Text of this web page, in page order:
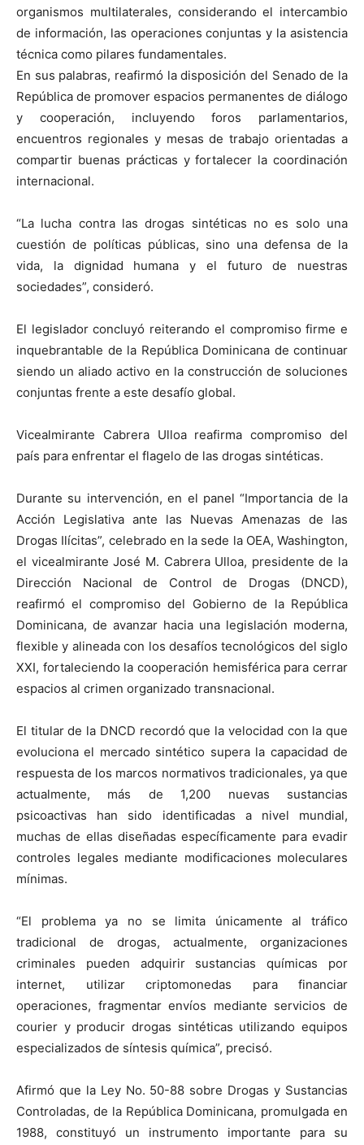
organismos multilaterales, considerando el intercambio
de información, las operaciones conjuntas y la asistencia
técnica como pilares fundamentales.
En sus palabras, reafirmó la disposición del Senado de la
República de promover espacios permanentes de diálogo
y cooperación, incluyendo foros parlamentarios,
encuentros regionales y mesas de trabajo orientadas a
compartir buenas prácticas y fortalecer la coordinación
internacional.
“La lucha contra las drogas sintéticas no es solo una
cuestión de políticas públicas, sino una defensa de la
vida, la dignidad humana y el futuro de nuestras
sociedades”, consideró.
El legislador concluyó reiterando el compromiso firme e
inquebrantable de la República Dominicana de continuar
siendo un aliado activo en la construcción de soluciones
conjuntas frente a este desafío global.
Vicealmirante Cabrera Ulloa reafirma compromiso del
país para enfrentar el flagelo de las drogas sintéticas.
Durante su intervención, en el panel “Importancia de la
Acción Legislativa ante las Nuevas Amenazas de las
Drogas Ilícitas”, celebrado en la sede la OEA, Washington,
el vicealmirante José M. Cabrera Ulloa, presidente de la
Dirección Nacional de Control de Drogas (DNCD),
reafirmó el compromiso del Gobierno de la República
Dominicana, de avanzar hacia una legislación moderna,
flexible y alineada con los desafíos tecnológicos del siglo
XXI, fortaleciendo la cooperación hemisférica para cerrar
espacios al crimen organizado transnacional.
El titular de la DNCD recordó que la velocidad con la que
evoluciona el mercado sintético supera la capacidad de
respuesta de los marcos normativos tradicionales, ya que
actualmente, más de 1,200 nuevas sustancias
psicoactivas han sido identificadas a nivel mundial,
muchas de ellas diseñadas específicamente para evadir
controles legales mediante modificaciones moleculares
mínimas.
“El problema ya no se limita únicamente al tráfico
tradicional de drogas, actualmente, organizaciones
criminales pueden adquirir sustancias químicas por
internet, utilizar criptomonedas para financiar
operaciones, fragmentar envíos mediante servicios de
courier y producir drogas sintéticas utilizando equipos
especializados de síntesis química”, precisó.
Afirmó que la Ley No. 50-88 sobre Drogas y Sustancias
Controladas, de la República Dominicana, promulgada en
1988, constituyó un instrumento importante para su